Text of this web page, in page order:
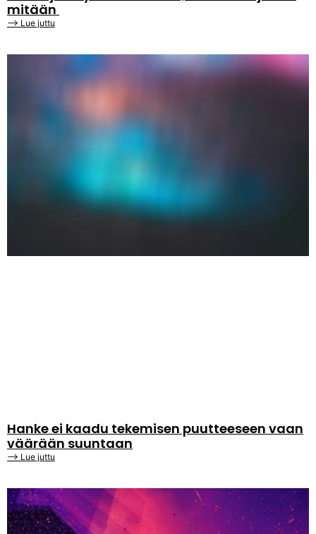
mitään
⟶ Lue juttu
Hanke ei kaadu tekemisen puutteeseen vaan
väärään suuntaan
⟶ Lue juttu